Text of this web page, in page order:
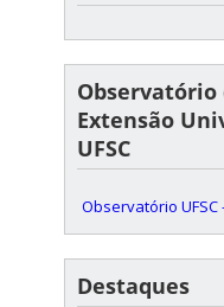
Observatório
Extensão
UFSC
Observatório UFSC
Destaques